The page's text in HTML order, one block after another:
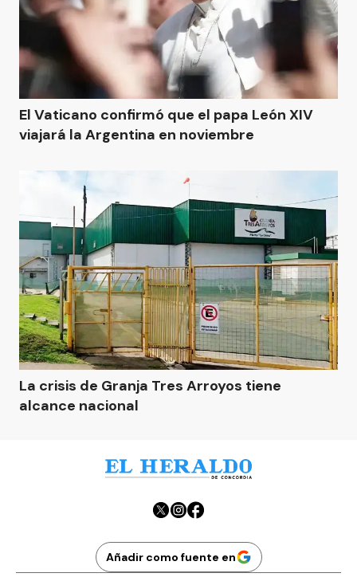
El Vaticano confirmó que el papa León XIV
viajará la Argentina en noviembre
La crisis de Granja Tres Arroyos tiene
alcance nacional
Añadir como fuente en